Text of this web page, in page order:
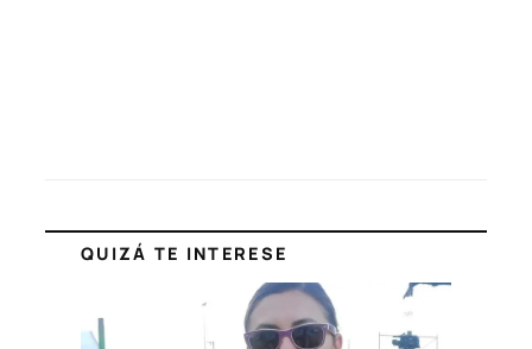
QUIZÁ TE INTERESE